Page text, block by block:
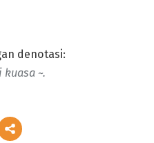
denotasi:
~.